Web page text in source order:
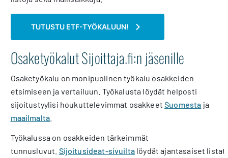
TUTUSTU ETF-TYÖKALUUN!
Osaketyökalut Sijoittaja.fi:n jäsenille
Osaketyökalu on monipuolinen työkalu osakkeiden
etsimiseen ja vertailuun. Työkalusta löydät helposti
sijoitustyylisi houkuttelevimmat osakkeetSuomesta ja
maailmalta
Työkalussa on osakkeiden tärkeimmät
tunnusluvut. Sijoitusideat-sivuiltalöydät ajantasaiset listat